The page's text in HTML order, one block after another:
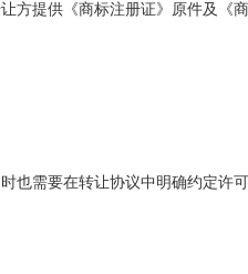
方提供《商标注册证》原件及《
也需要在转让协议中明确约定许